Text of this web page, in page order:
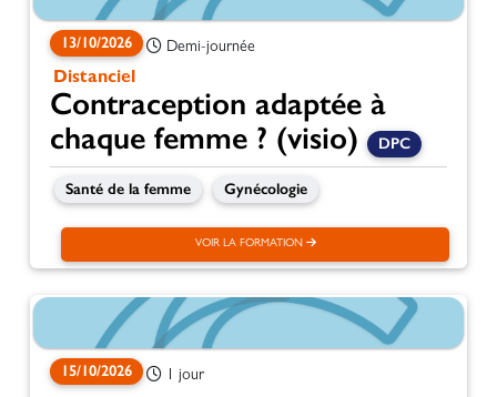
13/10/2026 Demi-journée
Distanciel
Contraception adaptée à
chaque femme ? (visio)
DPC
Santé de la femme Gynécologie
VOIR LA FORMATION
15/10/2026 1 jour